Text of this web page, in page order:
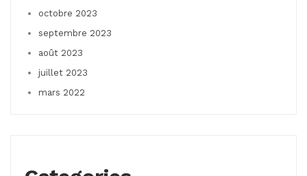
octobre 2023
septembre 2023
août 2023
juillet 2023
mars 2022